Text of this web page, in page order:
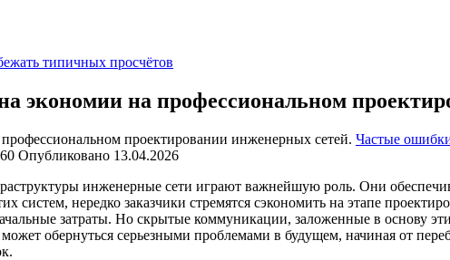
типичных просчётов
экономии на профессиональном
Частые
60 Опубликовано 13.04.2026
инженерные сети играют важнейшую роль. Они
систем, нередко заказчики стремятся сэкономить на этапе
затраты. Но скрытые коммуникации, заложенные в основу
обернуться серьезными проблемами в будущем, начиная от